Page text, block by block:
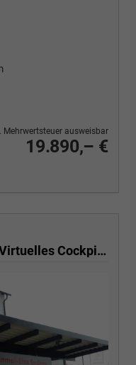
19.890,– €
Mehrwertsteuer ausweisbar
130 Jahre 1.0 MPI 80 PS-Virtuelles Cockpit-AppleCarplay-Android-Auto-LED-Klima-Tempomat-Rückfahrkamera-DAB-SHZ-15" Alu-sofort